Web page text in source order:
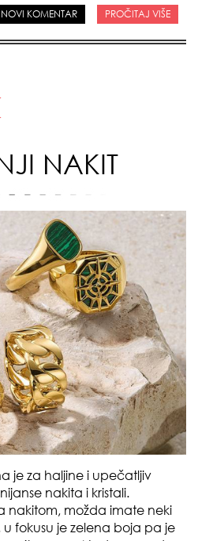
KOMENTAR PROČITAJ VIŠE
NAKIT
je za haljine i upečatljiv
nakita i kristali.
nakitom, možda imate neki
fokusu je zelena boja pa je